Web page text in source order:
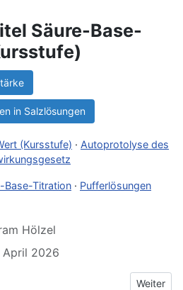
Säure-Base-
in Salzlösungen
(Kursstufe) · Autoprotolyse des
Base-Titration · Pufferlösungen
Hölzel
April 2026
der pKB-Wert Nächster
Weiter